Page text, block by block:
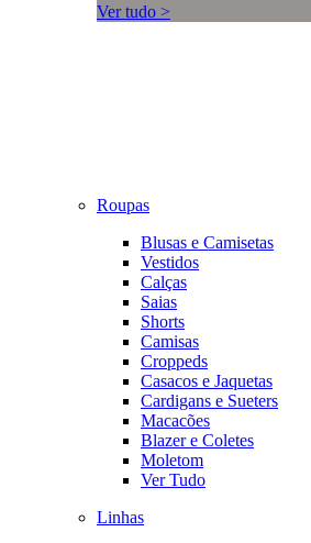
Ver tudo >
Roupas
Blusas e Camisetas
Vestidos
Calças
Saias
Shorts
Camisas
Croppeds
Casacos e Jaquetas
Cardigans e Sueters
Macacões
Blazer e Coletes
Moletom
Ver Tudo
Linhas